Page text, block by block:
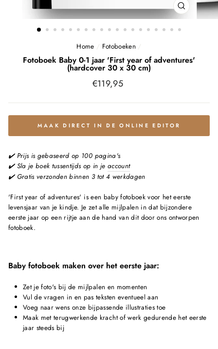
SLUITEN
(ESC)
Home / Fotoboeken /
Fotoboek Baby 0-1 jaar 'First year of adventures'
(hardcover 30 x 30 cm)
Normale
€119,95
MAAK DIRECT IN DE ONLINE EDITOR
✔️ Prijs is gebaseerd op 100 pagina's
✔️ Sla je boek tussentijds op in je account
✔️ Gratis verzonden binnen 3 tot 4 werkdagen
'First year of adventures' is een baby fotoboek voor het eerste
levensjaar van je kindje. Je zet alle mijlpalen in dat bijzondere
eerste jaar op een rijtje aan de hand van dit door ons ontworpen
fotoboek.
Baby fotoboek maken over het eerste jaar:
Zet je foto's bij de mijlpalen en momenten
Vul de vragen in en pas teksten eventueel aan
Voeg naar wens onze bijpassende illustraties toe
Maak met terugwerkende kracht of werk gedurende het eerste
jaar steeds bij